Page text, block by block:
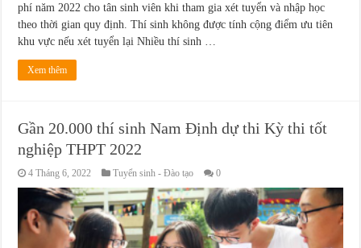
phí năm 2022 cho tân sinh viên khi tham gia xét tuyển và nhập học
theo thời gian quy định. Thí sinh không được tính cộng điểm ưu tiên
khu vực nếu xét tuyển lại Nhiều thí sinh …
Xem thêm
Gần 20.000 thí sinh Nam Định dự thi Kỳ thi tốt
nghiệp THPT 2022
4 Tháng 6, 2022 Tuyển sinh - Đào tạo 0